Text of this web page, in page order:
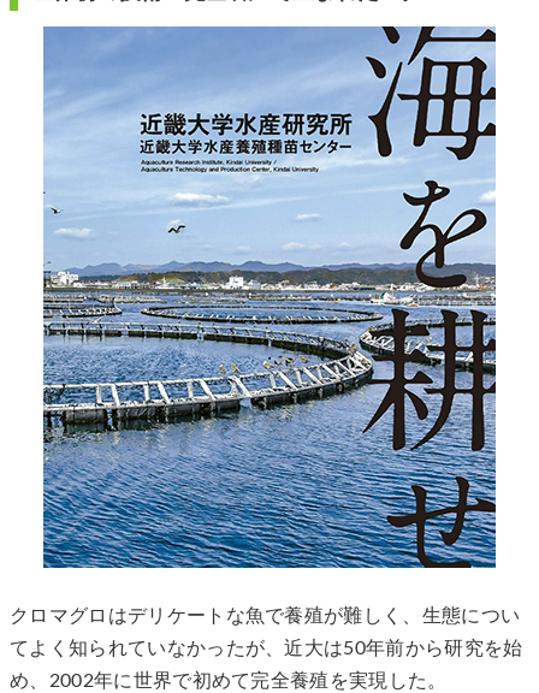
クロマグロはデリケートな魚で養殖が難しく、生態につい
てよく知られていなかったが、近大は50年前から研究を始
め、2002年に世界で初めて完全養殖を実現した。